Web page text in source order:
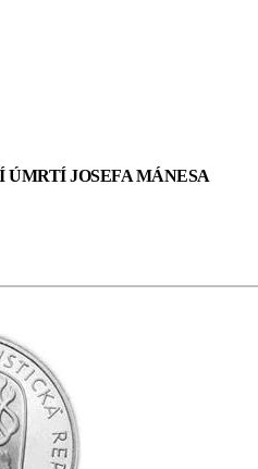
ÚMRTÍ JOSEFA MÁNESA